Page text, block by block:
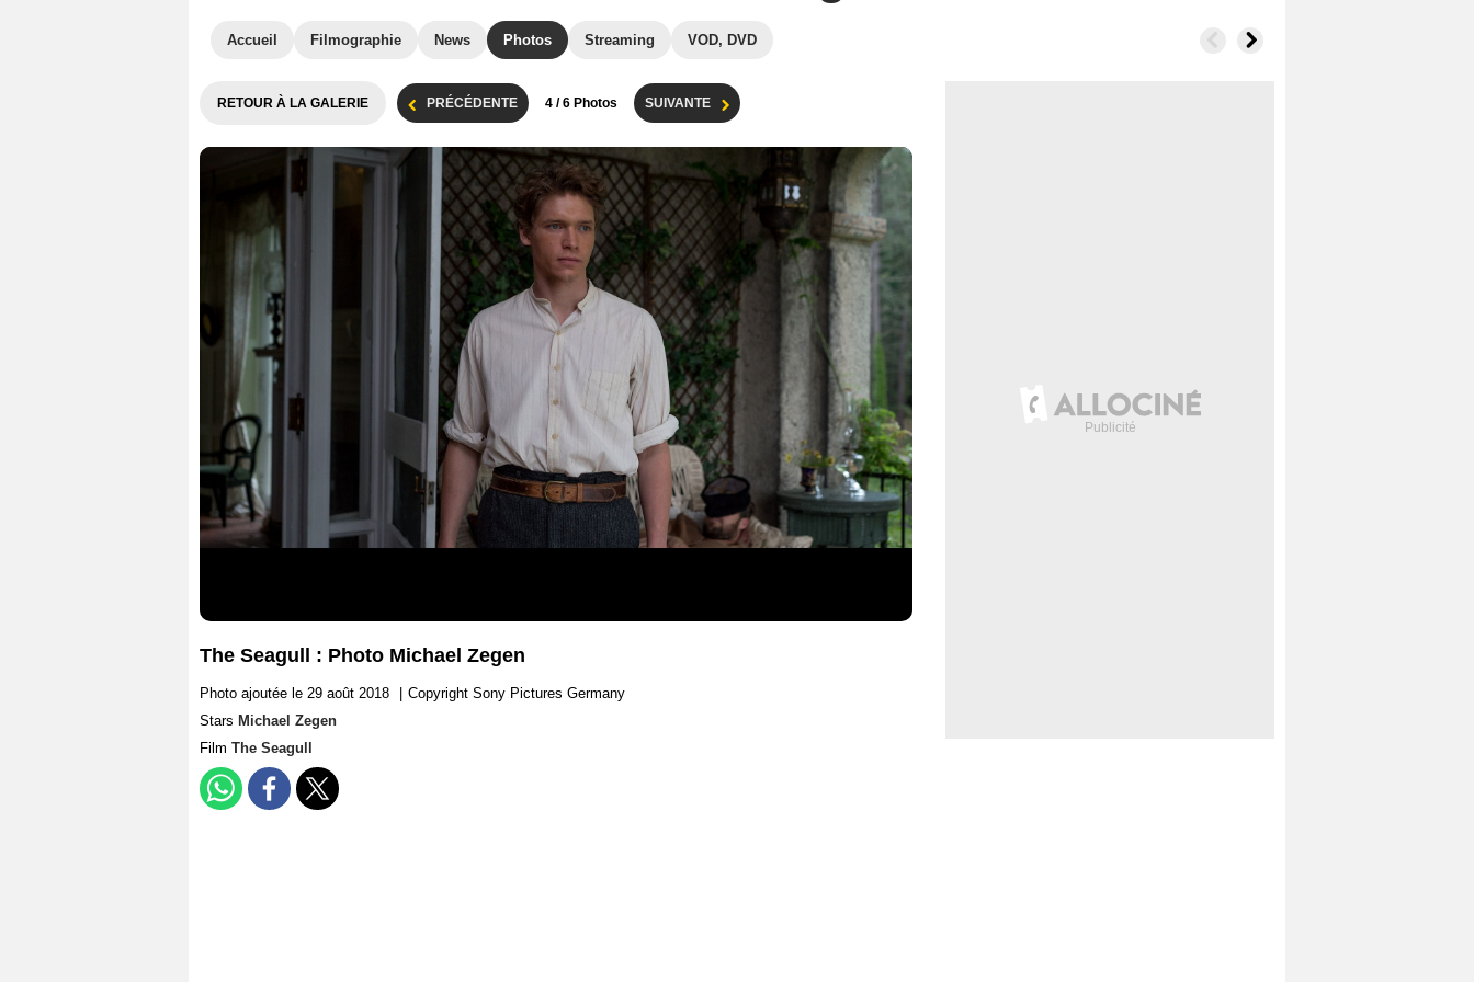
Accueil Filmographie News Photos Streaming VOD, DVD
RETOUR À LA GALERIE PRÉCÉDENTE 4 / 6 Photos SUIVANTE
The Seagull : Photo Michael Zegen
Photo ajoutée le 29 août 2018
Copyright Sony Pictures Germany
Stars Michael Zegen
Film The Seagull